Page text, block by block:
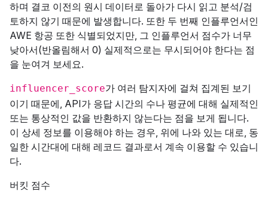
하며 결코 이전의 원시 데이터로 돌아가 다시 읽고 분석/검
토하지 않기 때문에 발생합니다. 또한 두 번째 인플루언서인
AWE 항공 또한 식별되었지만, 그 인플루언서 점수가 너무
낮아서(반올림해서 0) 실제적으로는 무시되어야 한다는 점
을 눈여겨 보세요.
influencer_score가 여러 탐지자에 걸쳐 집계된 보기
이기 때문에, API가 응답 시간의 수나 평균에 대해 실제적인
또는 통상적인 값을 반환하지 않는다는 점을 보게 됩니다.
이 상세 정보를 이용해야 하는 경우, 위에 나와 있는 대로, 동
일한 시간대에 대해 레코드 결과로서 계속 이용할 수 있습니
다.
버킷 점수